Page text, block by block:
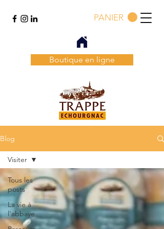
PANIER
Boutique en ligne
Blog
Tous les
posts
La vie à
l'abbaye
Visiter